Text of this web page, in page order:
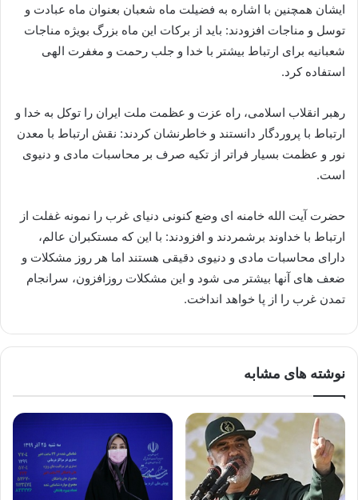
ایشان همچنین با اشاره به فضیلت ماه شعبان بعنوان ماه عبادت و
توسل و مناجات افزودند: باید از برکات این ماه بزرگ بویژه مناجات
شعبانیه برای ارتباط بیشتر با خدا و جلب رحمت و مغفرت الهی
استفاده کرد.
رهبر انقلاب اسلامی، راه عزت و عظمت ملت ایران را توکل به خدا و
ارتباط با پروردگار دانستند و خاطرنشان کردند: نقش ارتباط با معدن
نور و عظمت بسیار فراتر از تکیه صرف بر محاسبات مادی و دنیوی
است.
حضرت آیت الله خامنه ای وضع کنونی دنیای غرب را نمونه غفلت از
ارتباط با خداوند برشمردند و افزودند: با این که مستکبران عالم،
دارای محاسبات مادی و دنیوی دقیقی هستند اما هر روز مشکلات و
ضعف های آنها بیشتر می شود و این مشکلات روزافزون، سرانجام
تمدن غرب را از پا خواهد انداخت.
نوشته های مشابه